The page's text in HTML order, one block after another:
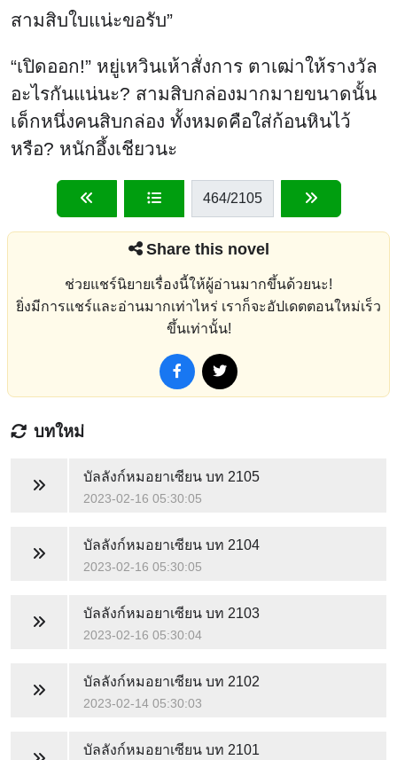
สามสิบใบแน่ะขอรับ”
“เปิดออก!” หยู่เหวินเห้าสั่งการ ตาเฒ่าให้รางวัล
อะไรกันแน่นะ? สามสิบกล่องมากมายขนาดนั้น
เด็กหนึ่งคนสิบกล่อง ทั้งหมดคือใส่ก้อนหินไว้
หรือ? หนักอึ้งเชียวนะ
464/2105
Share this novel
ช่วยแชร์นิยายเรื่องนี้ให้ผู้อ่านมากขึ้นด้วยนะ!
ยิ่งมีการแชร์และอ่านมากเท่าไหร่ เราก็จะอัปเดตตอนใหม่เร็ว
ขึ้นเท่านั้น!
บทใหม่
บัลลังก์หมอยาเซียนบท 2105
2023-02-16 05:30:05
บัลลังก์หมอยาเซียนบท 2104
2023-02-16 05:30:05
บัลลังก์หมอยาเซียนบท 2103
2023-02-16 05:30:04
บัลลังก์หมอยาเซียนบท 2102
2023-02-14 05:30:03
บัลลังก์หมอยาเซียนบท 2101